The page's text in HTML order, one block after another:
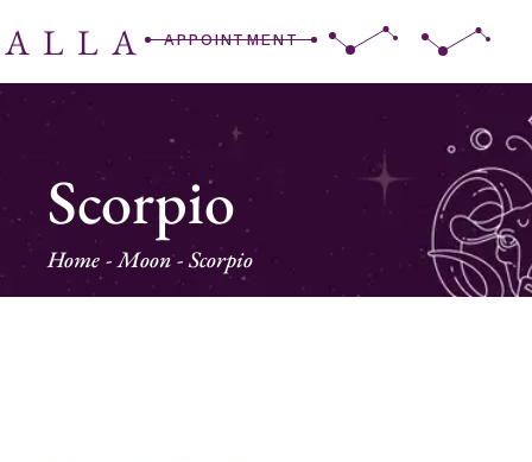
APPOINTMENT
Scorpio
Home Moon Scorpio